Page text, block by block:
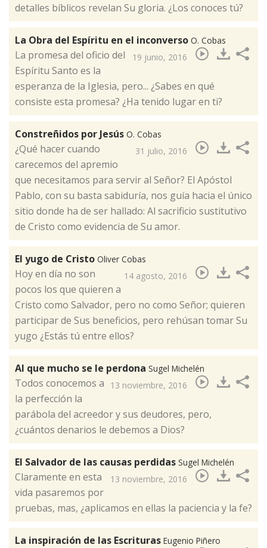
detalles bíblicos revelan Su gloria. ¿Los conoces tú?
La Obra del Espíritu en el inconverso O. Cobas
19 junio, 2016
La promesa del oficio del
Espíritu Santo es la
esperanza de la Iglesia, pero... ¿Sabes en qué
consiste esta promesa? ¿Ha tenido lugar en ti? ​
Constreñidos por Jesús O. Cobas
31 julio, 2016
¿Qué hacer cuando
carecemos del apremio
que necesitamos para servir al Señor? El Apóstol
Pablo, con su basta sabiduría, nos guía hacia el único
sitio donde ha de ser hallado: Al sacrificio sustitutivo
de Cristo como evidencia de Su amor​.
El yugo de Cristo Oliver Cobas
14 agosto, 2016
​Hoy en día no son
pocos los que quieren a
Cristo como Salvador, pero no como Señor; quieren
participar de Sus beneficios, pero rehúsan tomar Su
yugo ¿Estás tú entre ellos?
Al que mucho se le perdona Sugel Michelén
13 noviembre, 2016
Todos conocemos a
la perfección la
parábola del acreedor y sus deudores, pero,
¿cuántos denarios le debemos a Dios?​
El Salvador de las causas perdidas Sugel Michelén
13 noviembre, 2016
Claramente en esta
vida pasaremos por
pruebas, mas, ¿aplicamos en ellas la paciencia y la fe?​
La inspiración de las Escrituras Eugenio Piñero